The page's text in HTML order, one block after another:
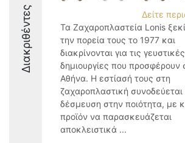
Διακριθέντες
Δείτε
Τα Ζαχαροπλαστεία Lonis
την πορεία τους το 1977 και
διακρίνονται για τις γευστικές
δημιουργίες που προσφέρουν
Αθήνα. Η εστίασή τους στη
ζαχαροπλαστική
δέσμευση στην ποιότητα, με
προϊόν να παρασκευάζεται
αποκλειστικά ...